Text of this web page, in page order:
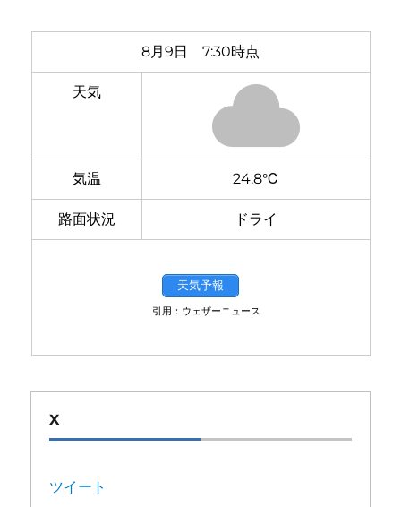
8月9日 7:30時点
天気
気温 24.8℃
路面状況 ドライ
天気予報
引用：ウェザーニュース
X
ツイート